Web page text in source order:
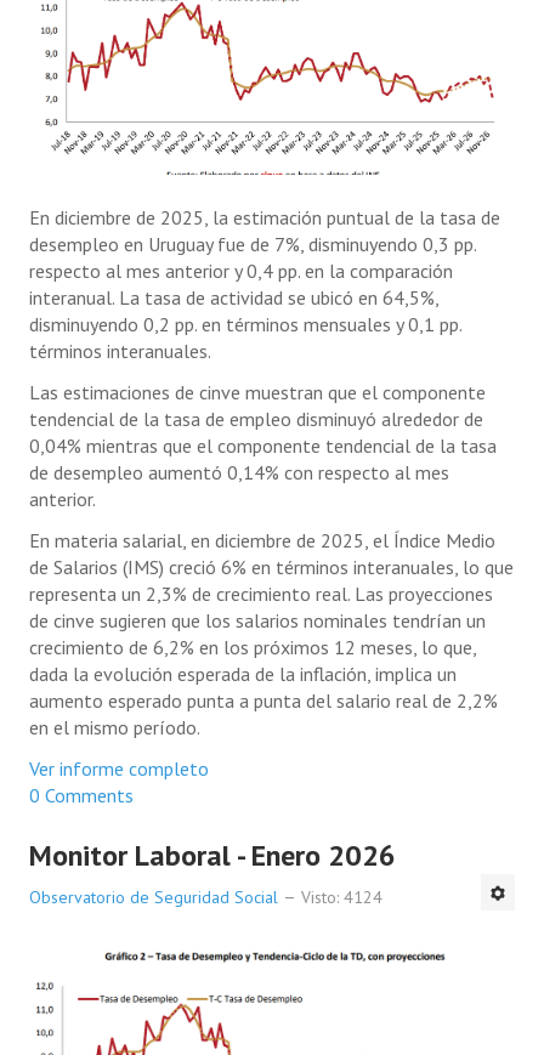
En diciembre de 2025, la estimación puntual de la tasa de
desempleo en Uruguay fue de 7%, disminuyendo 0,3 pp.
respecto al mes anterior y 0,4 pp. en la comparación
interanual. La tasa de actividad se ubicó en 64,5%,
disminuyendo 0,2 pp. en términos mensuales y 0,1 pp.
términos interanuales.
Las estimaciones de cinve muestran que el componente
tendencial de la tasa de empleo disminuyó alrededor de
0,04% mientras que el componente tendencial de la tasa
de desempleo aumentó 0,14% con respecto al mes
anterior.
En materia salarial, en diciembre de 2025, el Índice Medio
de Salarios (IMS) creció 6% en términos interanuales, lo que
representa un 2,3% de crecimiento real. Las proyecciones
de cinve sugieren que los salarios nominales tendrían un
crecimiento de 6,2% en los próximos 12 meses, lo que,
dada la evolución esperada de la inflación, implica un
aumento esperado punta a punta del salario real de 2,2%
en el mismo período.
Ver informe completo
0 Comments
Monitor Laboral - Enero 2026
Observatorio de Seguridad Social Visto: 4124